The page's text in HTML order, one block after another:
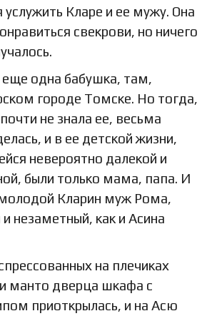
услужить Кларе и ее мужу. Она
свекрови, но ничего
одна бабушка, там,
городе Томске. Но тогда,
не знала ее, весьма
и в ее детской жизни,
невероятно далекой и
были только мама, папа. И
Кларин муж Рома,
незаметный, как и Асина
на плечиках
манто дверца шкафа с
приоткрылась, и на Асю